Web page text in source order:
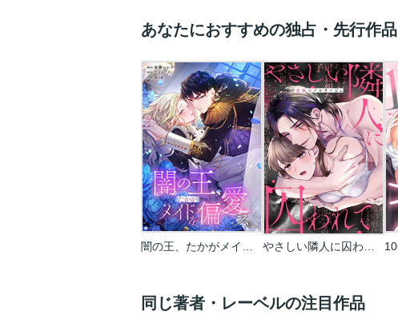
あなたにおすすめの独占・先行作品
闇の王、たかがメイドを偏愛ス。【タテヨミ】【フルカラー】 やさしい隣人に囚われて～愛執のフルラージュ
同じ著者・レーベルの注目作品